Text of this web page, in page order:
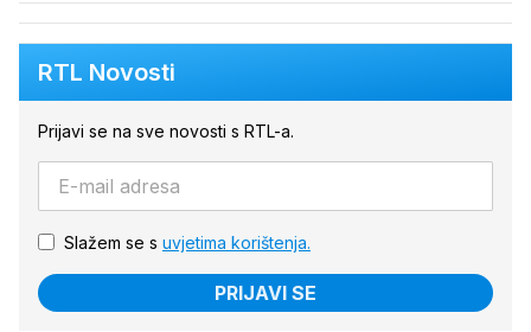
RTL Novosti
Prijavi se na sve novosti s RTL-a.
Slažem se s uvjetima korištenja.
PRIJAVI SE